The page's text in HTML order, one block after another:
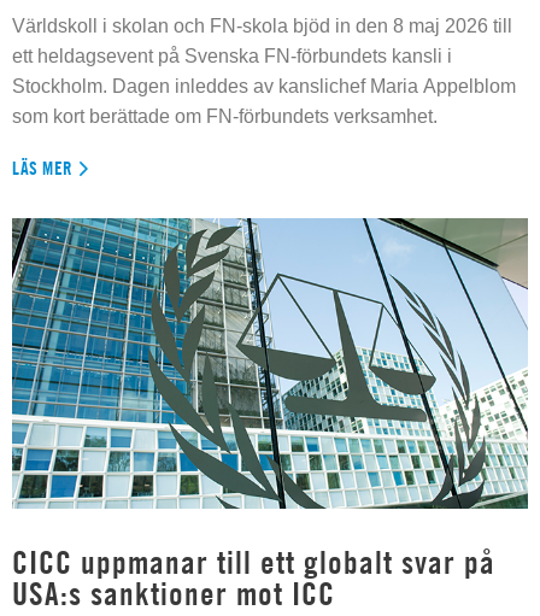
Världskoll i skolan och FN-skola bjöd in den 8 maj 2026 till
ett heldagsevent på Svenska FN-förbundets kansli i
Stockholm. Dagen inleddes av kanslichef Maria Appelblom
som kort berättade om FN-förbundets verksamhet.
LÄS MER
CICC uppmanar till ett globalt svar på
USA:s sanktioner mot ICC